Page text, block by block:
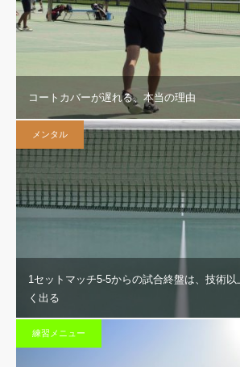
コートカバーが遅れる、本当の理由
メンタル
1セットマッチ5-5からの試合終盤は、技術以
く出る
練習メニュー